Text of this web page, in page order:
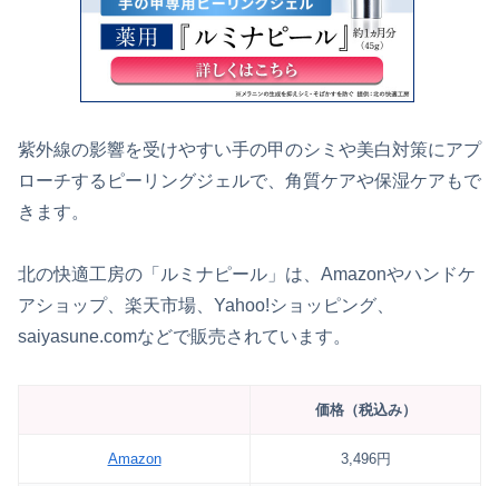
紫外線の影響を受けやすい手の甲のシミや美白対策にアプ
ローチするピーリングジェルで、角質ケアや保湿ケアもで
きます。
北の快適工房の「ルミナピール」は、Amazonやハンドケ
アショップ、楽天市場、Yahoo!ショッピング、
saiyasune.comなどで販売されています。
価格（税込み）
Amazon 3,496円